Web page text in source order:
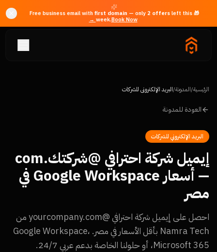
🎁 Free business email with
first domain — only 2 offersleft this
week.Book Now →
الرئيسية/المدونة/البريد الإلكتروني للشركات
العودة للمدونة
البريد الإلكتروني للشركات
إيميل شركة احترافي @شركتك.com
— أسعار Google Workspace في
مصر
احصل على إيميل شركة احترافي @yourcompany.com من
Namra Tech بأقل الأسعار في مصر. Google Workspace،
Microsoft 365، أو حلولنا الخاصة بدعم عربي 24/7.